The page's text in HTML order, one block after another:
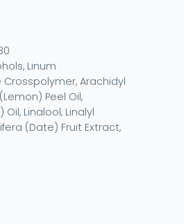
Linum
Crosspolymer, Arachidyl
Peel Oil,
Linalool, Linalyl
(Date) Fruit Extract,